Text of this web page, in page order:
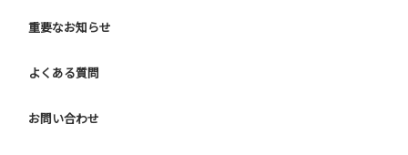
重要なお知らせ
よくある質問
お問い合わせ